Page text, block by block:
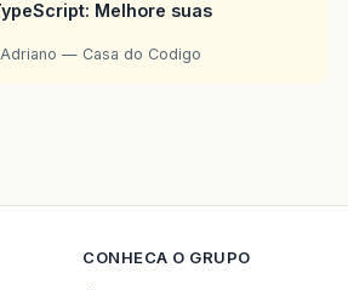
Melhore suas
— Casa do Codigo
CONHECA O GRUPO